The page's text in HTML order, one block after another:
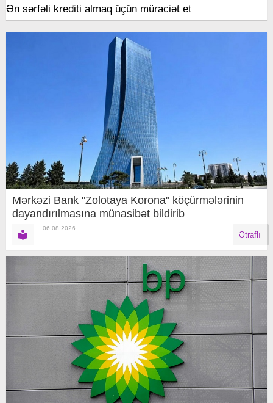
Ən sərfəli krediti almaq üçün müraciət et
Mərkəzi Bank "Zolotaya Korona" köçürmələrinin
dayandırılmasına münasibət bildirib
06.08.2026
Ətraflı